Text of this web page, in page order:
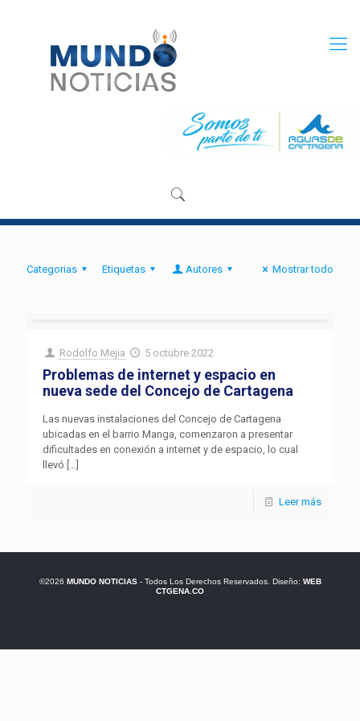
Categorias Etiquetas Autores Mostrar todo
Rodolfo Mejia 5 octubre 2022
Problemas de internet y espacio en
nueva sede del Concejo de Cartagena
Las nuevas instalaciones del Concejo de Cartagena
ubicadas en el barrio Manga, comenzaron a presentar
dificultades en conexión a internet y de espacio, lo cual
llevó […]
Leer más
©2026 MUNDO NOTICIAS- Todos Los Derechos Reservados. Diseño: WEB
CTGENA.CO